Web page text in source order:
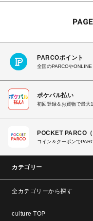
アペンダント
PARCOポイント
全国のPARCOや
ポケパル払い
初回登録＆お買物で最大
POCKET PARCO（
コイン＆クーポンで
カテゴリー
全カテゴリーから探す
culture TOP